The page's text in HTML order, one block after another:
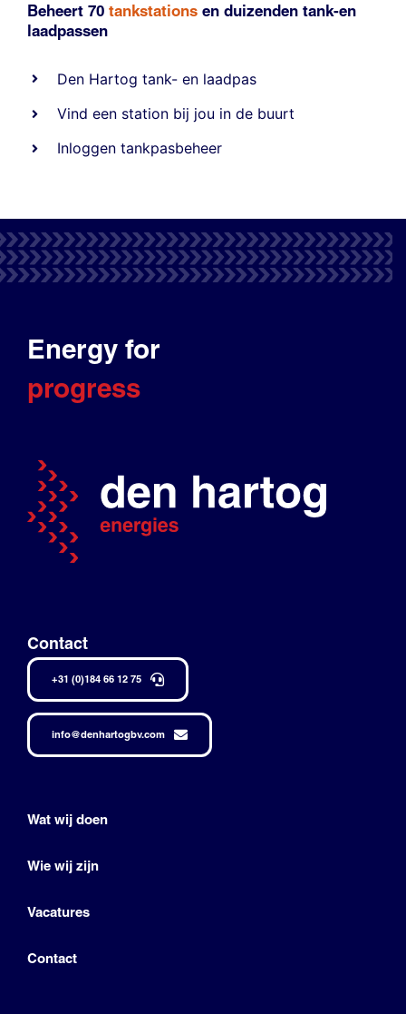
Beheert 70 tankstations en duizenden tank-en
laadpassen
Den Hartog tank- en laadpas
Vind een station bij jou in de buurt
Inloggen tankpasbeheer
Energy for
progress
Contact
+31 (0)184 66 12 75
info@denhartogbv.com
Wat wij doen
Wie wij zijn
Vacatures
Contact